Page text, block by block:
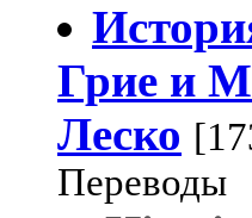
Грие и
Леско
Переводы